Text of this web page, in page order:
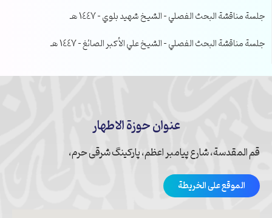
جلسة مناقشة البحث الفصلي – الشيخ شهيد بلوي – 1447 هـ
جلسة مناقشة البحث الفصلي – الشيخ علي الأكبر الصائغ – 1447 هـ
عنوان حوزة الاطهار
قم المقدسة، شارع پیامبر اعظم، پارکینگ شرقی حرم،
الموقع على الخريطة